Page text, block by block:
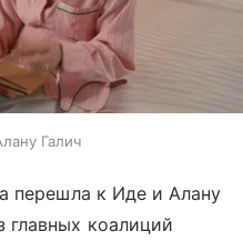
Галич
перешла к Иде и Алану
коалиций